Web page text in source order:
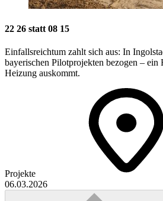
22 26 statt 08 15
Einfallsreichtum zahlt sich aus: In
bayerischen Pilotprojekten bezogen – ein
Heizung auskommt.
Projekte
06.03.2026